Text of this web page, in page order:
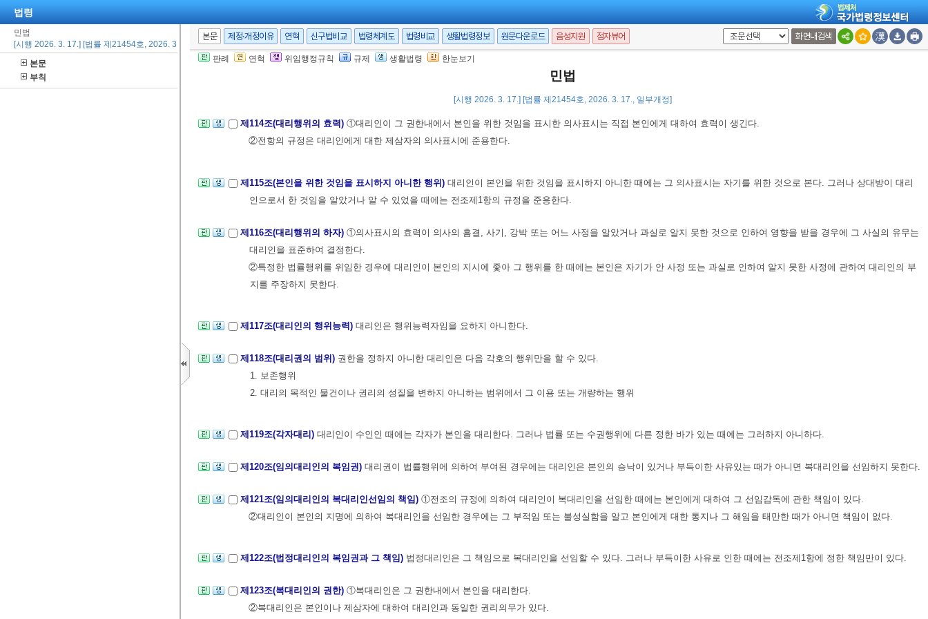
법령
민법
[시행 2026. 3. 17.] [법률 제21454호, 2026. 3. 17., 일부개정]
본문
부칙
본문 제정·개정이유 연혁 신구법비교 법령체계도 법령비교 생활법령정보 원문다운로드 음성지원 점자뷰어 화면내검색
판례 연혁 위임행정규칙 규제 생활법령 한눈보기
민법
[시행 2026. 3. 17.] [법률 제21454호, 2026. 3. 17., 일부개정]
제113조(의사표시의 공시송달)표의자가 과실없이 상대방을 알지 못하거나 상대방의 소재를 알지 못하는 경우에는 의사표시는민사소송법공시송달의 규정에 의하여 송달
제114조(대리행위의 효력) ①대리인이 그 권한내에서 본인을 위한 것임을 표시한 의사표시는 직접 본인에게 대하여 효력이 생긴다.
②전항의 규정은 대리인에게 대한 제삼자의 의사표시에 준용한다.
제115조(본인을 위한 것임을 표시하지 아니한 행위) 대리인이 본인을 위한 것임을 표시하지 아니한 때에는 그 의사표시는 자기를 위한 것으로 본다. 그러나 상대방이 대리
인으로서 한 것임을 알았거나 알 수 있었을 때에는 전조제1항의 규정을 준용한다.
제116조(대리행위의 하자) ①의사표시의 효력이 의사의 흠결, 사기, 강박 또는 어느 사정을 알았거나 과실로 알지 못한 것으로 인하여 영향을 받을 경우에 그 사실의 유무는
대리인을 표준하여 결정한다.
②특정한 법률행위를 위임한 경우에 대리인이 본인의 지시에 좇아 그 행위를 한 때에는 본인은 자기가 안 사정 또는 과실로 인하여 알지 못한 사정에 관하여 대리인의 부
지를 주장하지 못한다.
제117조(대리인의 행위능력) 대리인은 행위능력자임을 요하지 아니한다.
제118조(대리권의 범위) 권한을 정하지 아니한 대리인은 다음 각호의 행위만을 할 수 있다.
1. 보존행위
2. 대리의 목적인 물건이나 권리의 성질을 변하지 아니하는 범위에서 그 이용 또는 개량하는 행위
제119조(각자대리) 대리인이 수인인 때에는 각자가 본인을 대리한다. 그러나 법률 또는 수권행위에 다른 정한 바가 있는 때에는 그러하지 아니하다.
제120조(임의대리인의 복임권) 대리권이 법률행위에 의하여 부여된 경우에는 대리인은 본인의 승낙이 있거나 부득이한 사유있는 때가 아니면 복대리인을 선임하지 못한다.
제121조(임의대리인의 복대리인선임의 책임) ①전조의 규정에 의하여 대리인이 복대리인을 선임한 때에는 본인에게 대하여 그 선임감독에 관한 책임이 있다.
②대리인이 본인의 지명에 의하여 복대리인을 선임한 경우에는 그 부적임 또는 불성실함을 알고 본인에게 대한 통지나 그 해임을 태만한 때가 아니면 책임이 없다.
제122조(법정대리인의 복임권과 그 책임) 법정대리인은 그 책임으로 복대리인을 선임할 수 있다. 그러나 부득이한 사유로 인한 때에는 전조제1항에 정한 책임만이 있다.
제123조(복대리인의 권한) ①복대리인은 그 권한내에서 본인을 대리한다.
②복대리인은 본인이나 제삼자에 대하여 대리인과 동일한 권리의무가 있다.